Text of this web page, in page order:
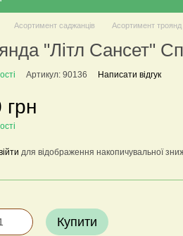
Асортимент саджанців Асортимент троянд
"Літл Сансет"
Артикул: 90136 Написати відгук
грн
для відображення накопичувальної
Купити